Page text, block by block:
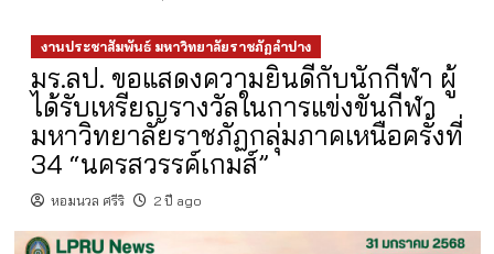
งานประชาสัมพันธ์ มหาวิทยาลัยราชภัฏลำปาง
มร.ลป. ขอแสดงความยินดีกับนักกีฬา ผู้
ได้รับเหรียญรางวัลในการแข่งขันกีฬา
มหาวิทยาลัยราชภัฏกลุ่มภาคเหนือครั้งที่
34 “นครสวรรค์เกมส์”
หอมนวล ศรีริ 2 ปี ago